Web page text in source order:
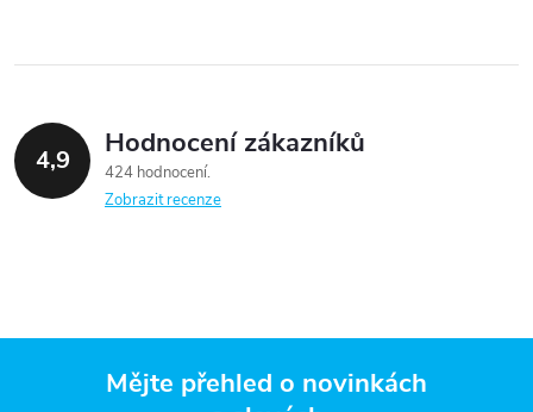
4,9 Hodnocení zákazníků
424 hodnocení
Zobrazit recenze
Mějte přehled o novinkách